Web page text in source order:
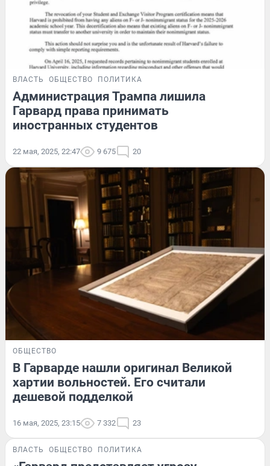
ВЛАСТЬ ОБЩЕСТВО ПОЛИТИКА
Администрация Трампа лишила
Гарвард права принимать
иностранных студентов
22 мая, 2025, 22:47 9 675 20
ОБЩЕСТВО
В Гарварде нашли оригинал Великой
хартии вольностей. Его считали
дешевой подделкой
16 мая, 2025, 23:15 7 332 23
ВЛАСТЬ ОБЩЕСТВО ПОЛИТИКА